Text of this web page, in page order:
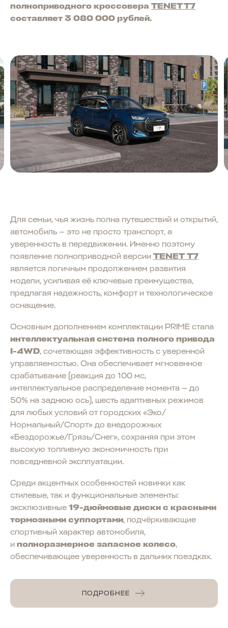
полноприводного кроссовера TENET T7
составляет 3 080 000 рублей.
Для семьи, чья жизнь полна путешествий и открытий,
автомобиль — это не просто транспорт, а
уверенность в передвижении. Именно поэтому
появление полноприводной версии TENET T7
является логичным продолжением развития
модели, усиливая её ключевые преимущества,
предлагая надежность, комфорт и технологическое
оснащение.
Основным дополнением комплектации PRIME стала
интеллектуальная система полного привода
I-4WD, сочетающая эффективность с уверенной
управляемостью. Она обеспечивает мгновенное
срабатывание (реакция до 100 мс,
интеллектуальное распределение момента — до
50% на заднюю ось), шесть адаптивных режимов
для любых условий от городских «Эко/
Нормальный/Спорт» до внедорожных
«Бездорожье/Грязь/Снег», сохраняя при этом
высокую топливную экономичность при
повседневной эксплуатации.
Среди акцентных особенностей новинки как
стилевые, так и функциональные элементы:
эксклюзивные 19-дюймовые диски с красными
тормозными суппортами, подчёркивающие
спортивный характер автомобиля,
и полноразмерное запасное колесо,
обеспечивающее уверенность в дальних поездках.
ПОДРОБНЕЕ